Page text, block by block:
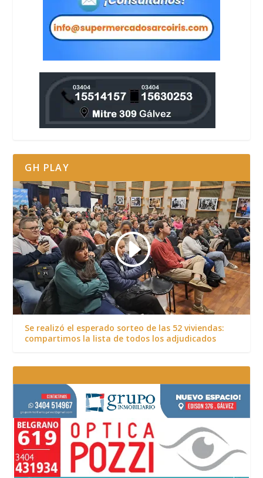
GH PLAY
Se realizó el esperado sorteo de las 52 viviendas:
compartimos la lista de todos los adjudicados